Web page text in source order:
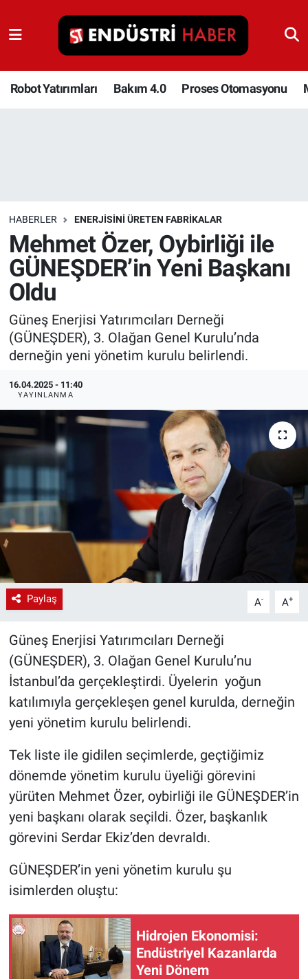
Robot Yatırımları Bakım 4.0 Proses Otomasyonu
HABERLER ENERJISINI ÜRETEN FABRIKALAR
Mehmet Özer, Oybirliği ile
GÜNEŞDER’in Yeni Başkanı
Oldu
Güneş Enerjisi Yatırımcıları Derneği
(GÜNEŞDER), 3. Olağan Genel Kurulu’nda
derneğin yeni yönetim kurulu belirlendi.
16.04.2025 - 11:40
YAYINLANMA
Paylaş A- A+
Güneş Enerjisi Yatırımcıları Derneği
(GÜNEŞDER), 3. Olağan Genel Kurulu’nu
İstanbul’da gerçekleştirdi. Üyelerin yoğun
katılımıyla gerçekleşen genel kurulda, derneğin
yeni yönetim kurulu belirlendi.
Tek liste ile gidilen seçimlerde, geçtiğimiz
dönemde yönetim kurulu üyeliği görevini
yürüten Mehmet Özer, oybirliği ile GÜNEŞDER’in
yeni başkanı olarak seçildi. Özer, başkanlık
görevini Serdar Ekiz’den devraldı.
GÜNEŞDER’in yeni yönetim kurulu şu
isimlerden oluştu:
Hidrojen Ekonomisi:
Endüstriyel Kazanlarda
Yeni Dönem
Robot Yatırımları
Bakım 4.0
Depolama Çözümleri
İnşaat ve Malzeme
HaberOrtak
EndüstriST
Enerjisini Üreten Fabrikalar
Ağır Sanayi Çözümleri